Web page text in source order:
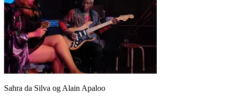
Sahra da Silva og Alain Apaloo